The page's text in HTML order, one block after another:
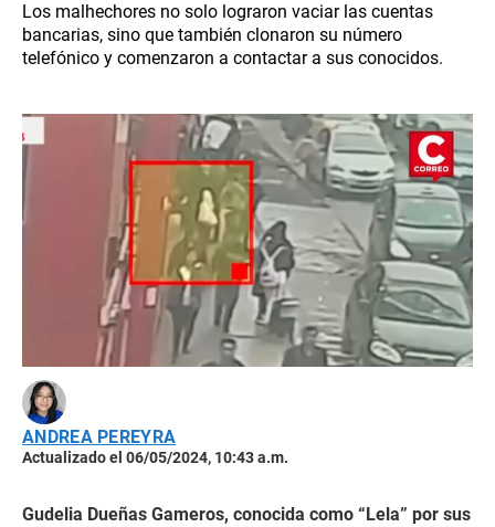
Los malhechores no solo lograron vaciar las cuentas
bancarias, sino que también clonaron su número
telefónico y comenzaron a contactar a sus conocidos.
ANDREA PEREYRA
Actualizado el 06/05/2024, 10:43 a.m.
Gudelia Dueñas Gameros, conocida como “Lela” por sus